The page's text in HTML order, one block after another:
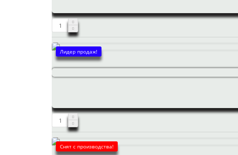
Лидер продаж!
Снят с производства!